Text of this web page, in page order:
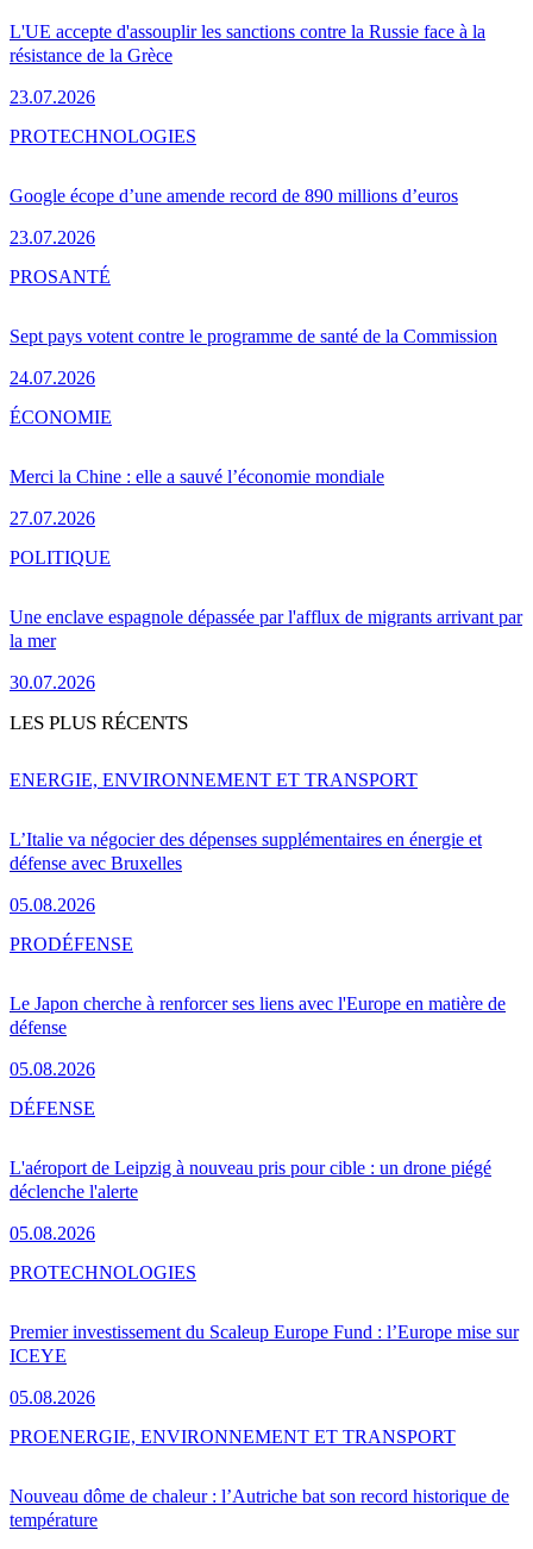
L'UE accepte d'assouplir les sanctions contre la Russie face à la
résistance de la Grèce
23.07.2026
Google écope d’une amende record de 890 millions d’euros
23.07.2026
PROTECHNOLOGIES
Sept pays votent contre le programme de santé de la Commission
24.07.2026
PROSANTÉ
Merci la Chine : elle a sauvé l’économie mondiale
27.07.2026
ÉCONOMIE
Une enclave espagnole dépassée par l'afflux de migrants arrivant par
la mer
30.07.2026
POLITIQUE
LES PLUS RÉCENTS
L’Italie va négocier des dépenses supplémentaires en énergie et
défense avec Bruxelles
05.08.2026
ENERGIE, ENVIRONNEMENT ET TRANSPORT
Le Japon cherche à renforcer ses liens avec l'Europe en matière de
défense
05.08.2026
PRODÉFENSE
L'aéroport de Leipzig à nouveau pris pour cible : un drone piégé
déclenche l'alerte
05.08.2026
DÉFENSE
Premier investissement du Scaleup Europe Fund : l’Europe mise sur
ICEYE
05.08.2026
PROTECHNOLOGIES
Nouveau dôme de chaleur : l’Autriche bat son record historique de
température
PROENERGIE, ENVIRONNEMENT ET TRANSPORT